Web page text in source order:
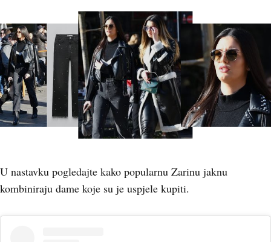
U nastavku pogledajte kako popularnu Zarinu jaknu
kombiniraju dame koje su je uspjele kupiti.